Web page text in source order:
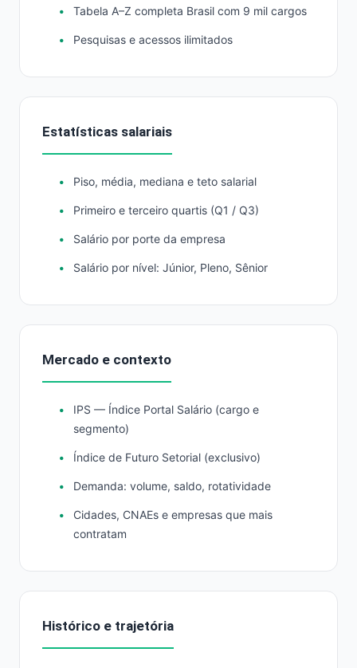
Tabela A–Z completa Brasil com 9 mil cargos
Pesquisas e acessos ilimitados
Estatísticas salariais
Piso, média, mediana e teto salarial
Primeiro e terceiro quartis (Q1 / Q3)
Salário por porte da empresa
Salário por nível: Júnior, Pleno, Sênior
Mercado e contexto
IPS — Índice Portal Salário (cargo e
segmento)
Índice de Futuro Setorial (exclusivo)
Demanda: volume, saldo, rotatividade
Cidades, CNAEs e empresas que mais
contratam
Histórico e trajetória